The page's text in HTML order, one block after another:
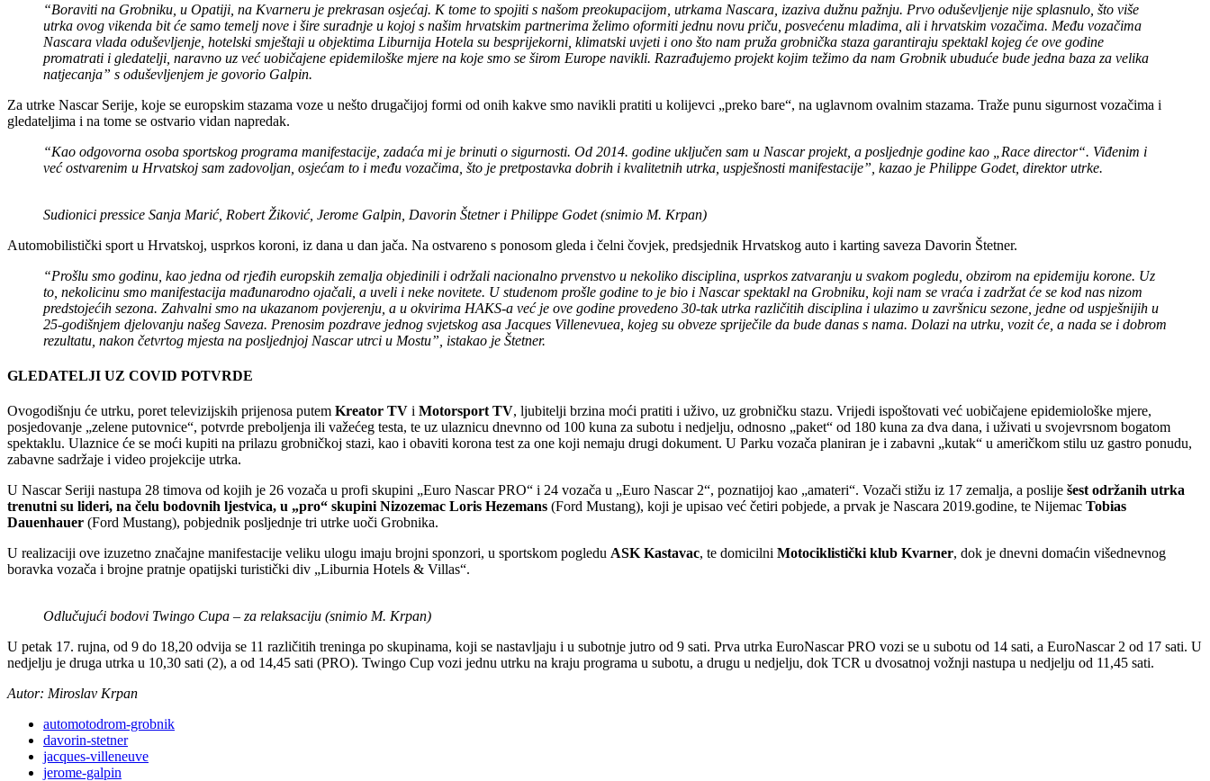
“Boraviti na Grobniku, u Opatiji, na Kvarneru je prekrasan osjećaj. K tome to spojiti s našom preokupacijom, utrkama Nascara, izaziva dužnu pažnju. Prvo oduševljenje nije splasnulo, što više
utrka ovog vikenda bit će samo temelj nove i šire suradnje u kojoj s našim hrvatskim partnerima želimo oformiti jednu novu priču, posvećenu mladima, ali i hrvatskim vozačima. Među vozačima
Nascara vlada oduševljenje, hotelski smještaji u objektima Liburnija Hotela su besprijekorni, klimatski uvjeti i ono što nam pruža grobnička staza garantiraju spektakl kojeg će ove godine
promatrati i gledatelji, naravno uz već uobičajene epidemiloške mjere na koje smo se širom Europe navikli. Razrađujemo projekt kojim težimo da nam Grobnik ubuduće bude jedna baza za velika
natjecanja” s oduševljenjem je govorio Galpin.
Za utrke Nascar Serije, koje se europskim stazama voze u nešto drugačijoj formi od onih kakve smo navikli pratiti u kolijevci „preko bare“, na uglavnom ovalnim stazama. Traže punu sigurnost vozačima i
gledateljima i na tome se ostvario vidan napredak.
“Kao odgovorna osoba sportskog programa manifestacije, zadaća mi je brinuti o sigurnosti. Od 2014. godine uključen sam u Nascar projekt, a posljednje godine kao „Race director“. Viđenim i
već ostvarenim u Hrvatskoj sam zadovoljan, osjećam to i među vozačima, što je pretpostavka dobrih i kvalitetnih utrka, uspješnosti manifestacije”, kazao je Philippe Godet, direktor utrke.
Sudionici pressice Sanja Marić, Robert Žiković, Jerome Galpin, Davorin Štetner i Philippe Godet (snimio M. Krpan)
Automobilistički sport u Hrvatskoj, usprkos koroni, iz dana u dan jača. Na ostvareno s ponosom gleda i čelni čovjek, predsjednik Hrvatskog auto i karting saveza Davorin Štetner.
“Prošlu smo godinu, kao jedna od rjeđih europskih zemalja objedinili i održali nacionalno prvenstvo u nekoliko disciplina, usprkos zatvaranju u svakom pogledu, obzirom na epidemiju korone. Uz
to, nekolicinu smo manifestacija mađunarodno ojačali, a uveli i neke novitete. U studenom prošle godine to je bio i Nascar spektakl na Grobniku, koji nam se vraća i zadržat će se kod nas nizom
predstojećih sezona. Zahvalni smo na ukazanom povjerenju, a u okvirima HAKS-a već je ove godine provedeno 30-tak utrka različitih disciplina i ulazimo u završnicu sezone, jedne od uspješnijih u
25-godišnjem djelovanju našeg Saveza. Prenosim pozdrave jednog svjetskog asa Jacques Villenevuea, kojeg su obveze spriječile da bude danas s nama. Dolazi na utrku, vozit će, a nada se i dobrom
rezultatu, nakon četvrtog mjesta na posljednjoj Nascar utrci u Mostu”, istakao je Štetner.
GLEDATELJI UZ COVID POTVRDE
Ovogodišnju će utrku, poret televizijskih prijenosa putem Kreator TV i Motorsport TV, ljubitelji brzina moći pratiti i uživo, uz grobničku stazu. Vrijedi ispoštovati već uobičajene epidemiološke mjere,
posjedovanje „zelene putovnice“, potvrde preboljenja ili važećeg testa, te uz ulaznicu dnevnno od 100 kuna za subotu i nedjelju, odnosno „paket“ od 180 kuna za dva dana, i uživati u svojevrsnom bogatom
spektaklu. Ulaznice će se moći kupiti na prilazu grobničkoj stazi, kao i obaviti korona test za one koji nemaju drugi dokument. U Parku vozača planiran je i zabavni „kutak“ u američkom stilu uz gastro ponudu,
zabavne sadržaje i video projekcije utrka.
U Nascar Seriji nastupa 28 timova od kojih je 26 vozača u profi skupini „Euro Nascar PRO“ i 24 vozača u „Euro Nascar 2“, poznatijoj kao „amateri“. Vozači stižu iz 17 zemalja, a poslije šest održanih utrka
trenutni su lideri, na čelu bodovnih ljestvica, u „pro“ skupini Nizozemac Loris Hezemans (Ford Mustang), koji je upisao već četiri pobjede, a prvak je Nascara 2019.godine, te Nijemac Tobias
Dauenhauer (Ford Mustang), pobjednik posljednje tri utrke uoči Grobnika.
U realizaciji ove izuzetno značajne manifestacije veliku ulogu imaju brojni sponzori, u sportskom pogledu ASK Kastavac, te domicilni Motociklistički klub Kvarner, dok je dnevni domaćin višednevnog
boravka vozača i brojne pratnje opatijski turistički div „Liburnia Hotels & Villas“.
Odlučujući bodovi Twingo Cupa – za relaksaciju (snimio M. Krpan)
U petak 17. rujna, od 9 do 18,20 odvija se 11 različitih treninga po skupinama, koji se nastavljaju i u subotnje jutro od 9 sati. Prva utrka EuroNascar PRO vozi se u subotu od 14 sati, a EuroNascar 2 od 17 sati. U
nedjelju je druga utrka u 10,30 sati (2), a od 14,45 sati (PRO). Twingo Cup vozi jednu utrku na kraju programa u subotu, a drugu u nedjelju, dok TCR u dvosatnoj vožnji nastupa u nedjelju od 11,45 sati.
Autor: Miroslav Krpan
automotodrom-grobnik
davorin-stetner
jacques-villeneuve
jerome-galpin